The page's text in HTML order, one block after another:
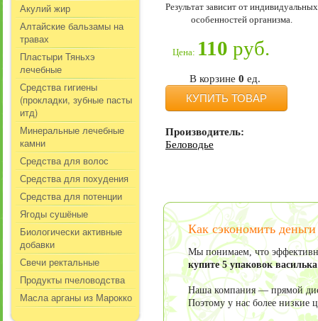
Акулий жир
Алтайские бальзамы на
травах
Пластыри Тяньхэ
лечебные
Средства гигиены
(прокладки, зубные пасты
итд)
Минеральные лечебные
камни
Средства для волос
Средства для похудения
Средства для потенции
Ягоды сушёные
Биологически активные
добавки
Свечи ректальные
Продукты пчеловодства
Масла арганы из Марокко
Результат зависит от индивидуальных
особенностей организма.
Цена: 110 руб.
В корзине 0 ед.
КУПИТЬ ТОВАР
Производитель:
Беловодье
Как сэкономить
Мы понимаем, что
купите 5 упаковок
Наша компания — прямой
Поэтому у нас более низкие